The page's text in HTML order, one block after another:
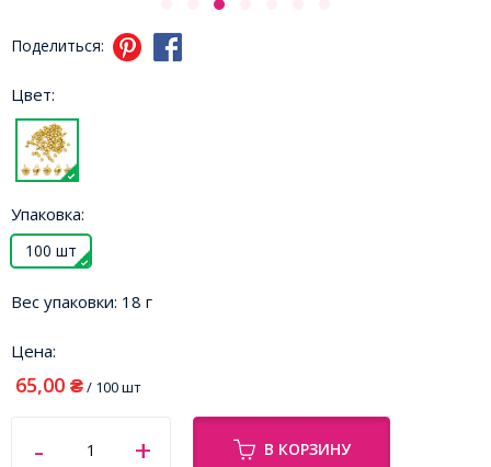
Поделиться:
Цвет:
Упаковка:
100 шт
Вес упаковки: 18 г
Цена:
65,00 ₴/ 100 шт
В КОРЗИНУ